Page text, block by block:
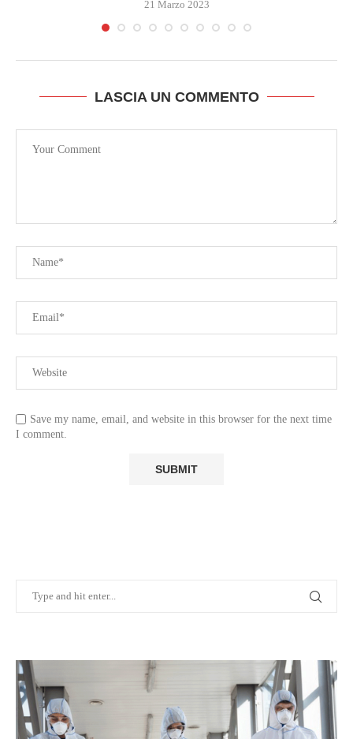
21 Marzo 2023
LASCIA UN COMMENTO
Save my name, email, and website in this browser for the next time
I comment.